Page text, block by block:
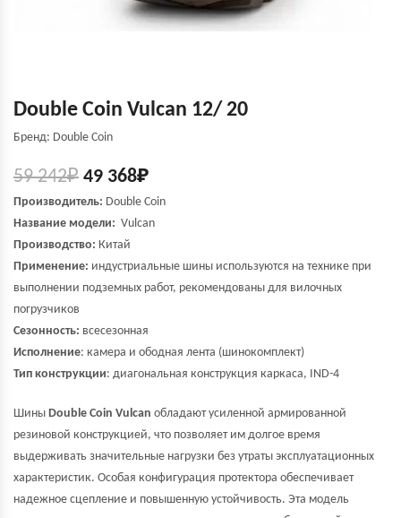
Double Coin Vulcan 12/ 20
Бренд: Double Coin
59 242₽ 49 368₽
Производитель: Double Coin
Название модели: Vulcan
Производство: Китай
Применение: индустриальные шины используются на технике при
выполнении подземных работ, рекомендованы для вилочных
погрузчиков
Сезонность: всесезонная
Исполнение: камера и ободная лента (шинокомплект)
Тип конструкции: диагональная конструкция каркаса, IND-4
Шины Double Coin Vulcan обладают усиленной армированной
резиновой конструкцией, что позволяет им долгое время
выдерживать значительные нагрузки без утраты эксплуатационных
характеристик. Особая конфигурация протектора обеспечивает
надежное сцепление и повышенную устойчивость. Эта модель